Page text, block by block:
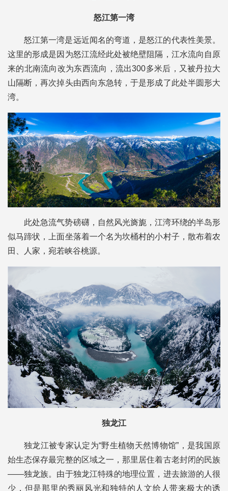
怒江第一湾
怒江第一湾是远近闻名的弯道，是怒江的代表性美景。
这里的形成是因为怒江流经此处被绝壁阻隔，江水流向自原
来的北南流向改为东西流向，流出300多米后，又被丹拉大
山隔断，再次掉头由西向东急转，于是形成了此处半圆形大
湾。
此处急流气势磅礴，自然风光旖旎，江湾环绕的半岛形
似马蹄状，上面坐落着一个名为坎桶村的小村子，散布着农
田、人家，宛若峡谷桃源。
独龙江
独龙江被专家认定为“野生植物天然博物馆”，是我国原
始生态保存最完整的区域之一，那里居住着古老封闭的民族
——独龙族。由于独龙江特殊的地理位置，进去旅游的人很
少，但是那里的秀丽风光和独特的人文给人带来极大的诱